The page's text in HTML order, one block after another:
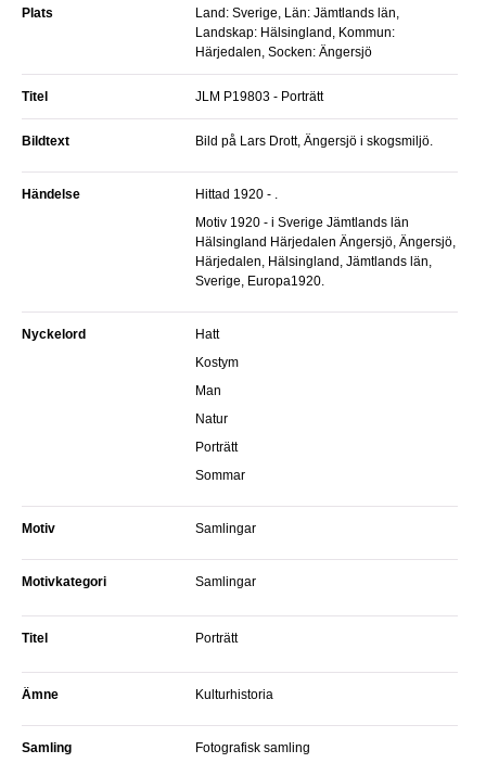
Plats
Land: Sverige, Län: Jämtlands län,
Landskap: Hälsingland, Kommun:
Härjedalen, Socken: Ängersjö
Titel JLM P19803 - Porträtt
Bildtext Bild på Lars Drott, Ängersjö i skogsmiljö.
Händelse
Hittad 1920 - .
Motiv 1920 - i Sverige Jämtlands län
Hälsingland Härjedalen Ängersjö, Ängersjö,
Härjedalen, Hälsingland, Jämtlands län,
Sverige, Europa1920.
Nyckelord
Hatt
Kostym
Man
Natur
Porträtt
Sommar
Motiv Samlingar
Motivkategori Samlingar
Titel Porträtt
Ämne Kulturhistoria
Samling Fotografisk samling